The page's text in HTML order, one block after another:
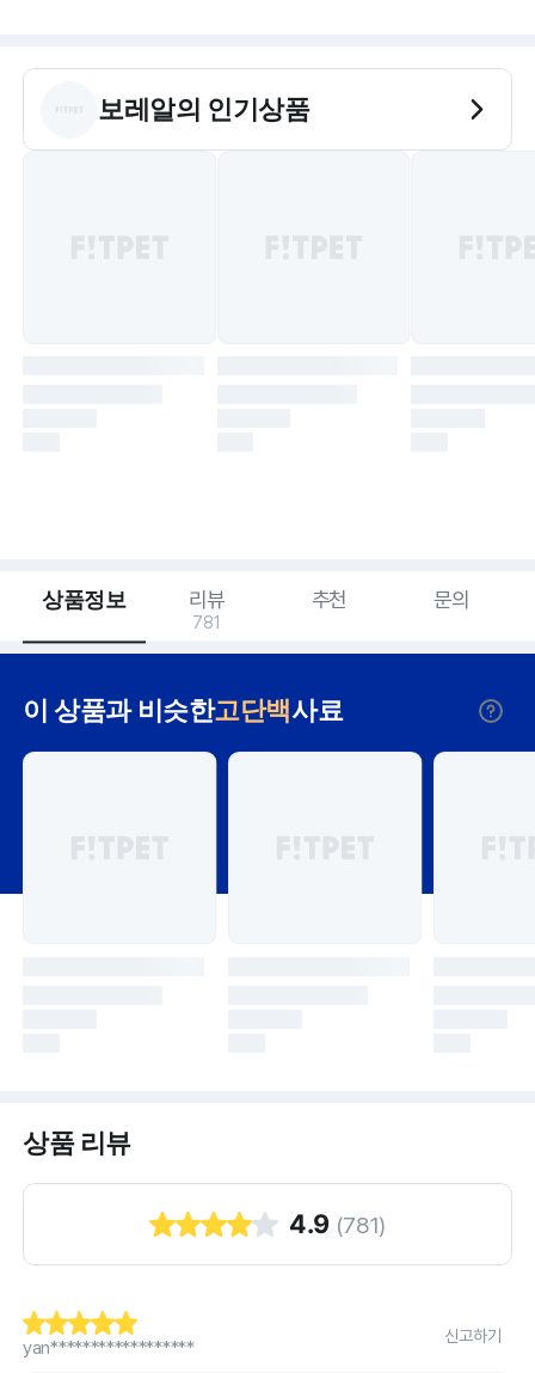
보레알의 인기상품
상품정보 리뷰
781
추천 문의
이 상품과 비슷한고단백사료
상품 리뷰
4.9 (781)
yan******************
신고하기